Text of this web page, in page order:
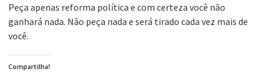
Peça apenas reforma política e com certeza você não
ganhará nada. Não peça nada e será tirado cada vez mais de
você.
Compartilha!